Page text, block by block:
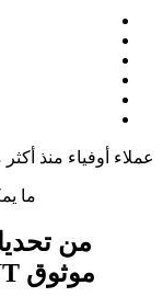
عملاء أوفياء منذ أكثر من 5
ما
من
يمكنك بناءه مع متجر كوينز FUT موثوق